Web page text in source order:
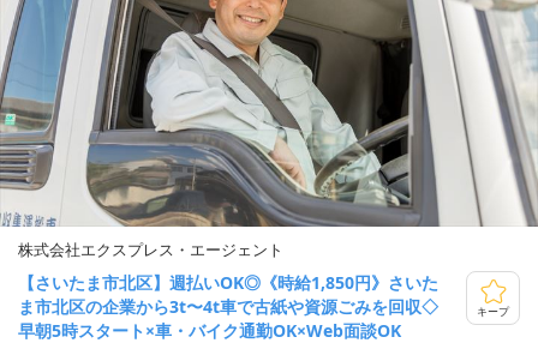
株式会社エクスプレス・エージェント
【さいたま市北区】週払いOK◎《時給1,850円》さいた
ま市北区の企業から3t〜4t車で古紙や資源ごみを回収◇
早朝5時スタート×車・バイク通勤OK×Web面談OK
キープ